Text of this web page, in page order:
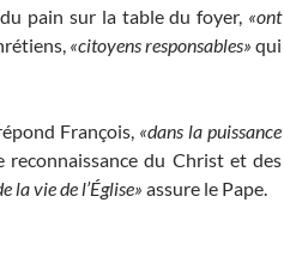
pain sur la table du foyer, «ont
«citoyens responsables» qui
François, «dans la puissance
du Christ et des
la vie de l’Église» assure le Pape.